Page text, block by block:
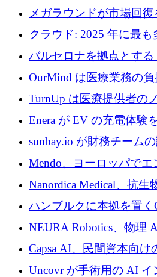
プテック戦略をどのよ
メガラウンドが市場回
ハイテク資金調達は5月
クラウド: 2025 年に最
た 10 社
バルセロナを拠点とす
Theker が 8,500 万ドルを
OurMind は医療業務の
ロを寄付
TurnUp は医療提供者の
するために 200 万ユー
Enera が EV の充電体験
万ドルを調達
sunbay.io が財務チーム
するために 55 万ユーロ
Mendo、ヨーロッパで
入を拡大するために
Nanordica Medical、抗
傷治療薬を市場に投入す
ロを調達
ハンブルクに本拠を置く
Partnersが5,000万ユーロ
NEURA Robotics、物理
ブ ロボティクス プラッ
ためにシリーズ C で最
Capsa AI、民間資本向
ムを拡大するために
Uncovr が手術用の AI イ